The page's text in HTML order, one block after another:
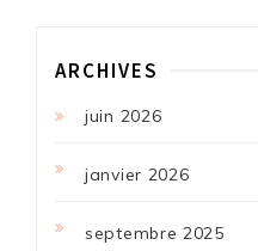
ARCHIVES
juin 2026
janvier 2026
septembre 2025